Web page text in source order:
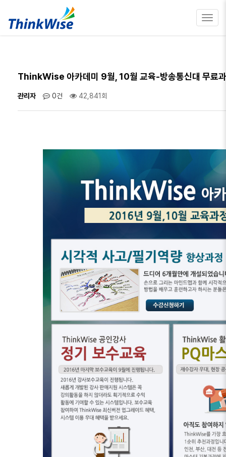
ThinkWise 아카데미 9월, 10월 교육-방송통신대 무료
관리자 0건 42,841회